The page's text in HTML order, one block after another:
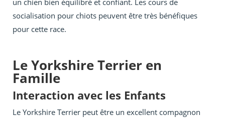
un chien bien équilibré et confiant. Les cours de
socialisation pour chiots peuvent être très bénéfiques
pour cette race.
Le Yorkshire Terrier en
Famille
Interaction avec les Enfants
Le Yorkshire Terrier peut être un excellent compagnon